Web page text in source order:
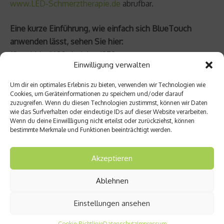
Einwilligung verwalten
Um dir ein optimales Erlebnis zu bieten, verwenden wir Technologien wie
Cookies, um Geräteinformationen zu speichern und/oder darauf
zuzugreifen. Wenn du diesen Technologien zustimmst, können wir Daten
wie das Surfverhalten oder eindeutige IDs auf dieser Website verarbeiten.
Wenn du deine Einwillligung nicht erteilst oder zurückziehst, können
bestimmte Merkmale und Funktionen beeinträchtigt werden.
Akzeptieren
Ablehnen
Einstellungen ansehen
www.LED-Schmerztherapie.de abrufbar.
Eine kurze Einführung, wie einfach sich BlueTouch
anwenden lässt, sehen Sie hier:
{flv width=“620″ height=“372″
img=“/images/stories/specials/videos/anwendung-
video-thumb3.jpg“}Philips_BlueTouch_How-to-
use_deutsch_640{/flv}
Beitrag teilen
vorheriger Beitrag
Kritik
Aussch
Nächster Beitrag
Anwen
bei